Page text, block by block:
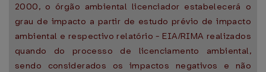
2000, o órgão ambiental licenciador estabelecerá o
grau de impacto a partir de estudo prévio de impacto
ambiental e respectivo relatório - EIA/RIMA realizados
quando do processo de licenciamento ambiental,
sendo considerados os impactos negativos e não